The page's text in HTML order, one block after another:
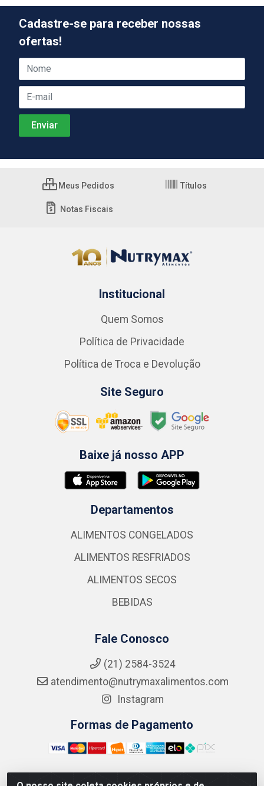
Cadastre-se para receber nossas
ofertas!
Meus Pedidos Títulos
Notas Fiscais
Institucional
Quem Somos
Política de Privacidade
Política de Troca e Devolução
Site Seguro
Baixe já nosso APP
Departamentos
ALIMENTOS CONGELADOS
ALIMENTOS RESFRIADOS
ALIMENTOS SECOS
BEBIDAS
Fale Conosco
(21) 2584-3524
atendimento@nutrymaxalimentos.com
Instagram
Formas de Pagamento